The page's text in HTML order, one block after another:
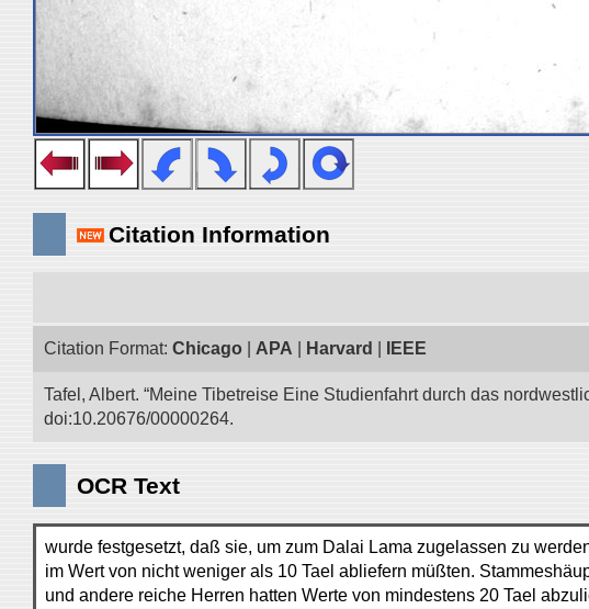
Citation Information
Citation Format: Chicago APA Harvard IEEE
Tafel, Albert. “Meine Tibetreise Eine Studienfahrt durch das
doi:10.20676/00000264.
OCR Text
wurde festgesetzt, daß sie, um zum Dalai Lama zugelassen zu
im Wert von nicht weniger als 10 Tael abliefern müßten.
und andere reiche Herren hatten Werte von mindestens 20 Tael